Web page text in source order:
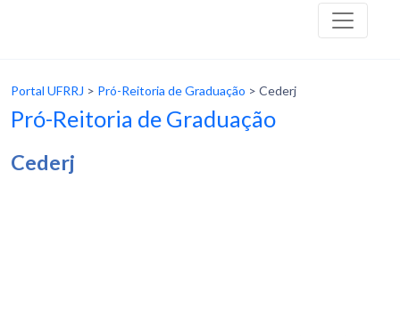
Portal UFRRJ > Pró-Reitoria de Graduação > Cederj
Pró-Reitoria de Graduação
Cederj